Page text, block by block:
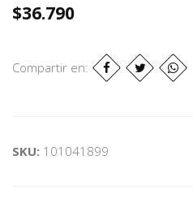
$36.790
Compartir en:
SKU: 101041899